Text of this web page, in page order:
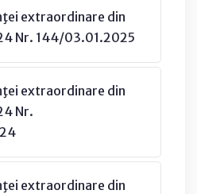
extraordinare din
Nr. 144/03.01.2025
extraordinare din
Nr.
extraordinare din